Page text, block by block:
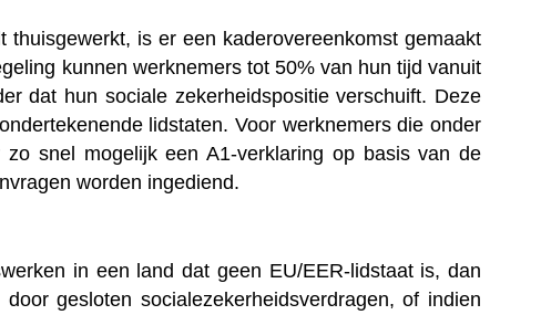
is er een kaderovereenkomst gemaakt
kunnen werknemers tot 50% van hun tijd vanuit
dat hun sociale zekerheidspositie verschuift. Deze
lidstaten. Voor werknemers die onder
snel mogelijk een A1-verklaring op basis van de
worden ingediend.
in een land dat geen EU/EER-lidstaat is, dan
gesloten socialezekerheidsverdragen, of indien